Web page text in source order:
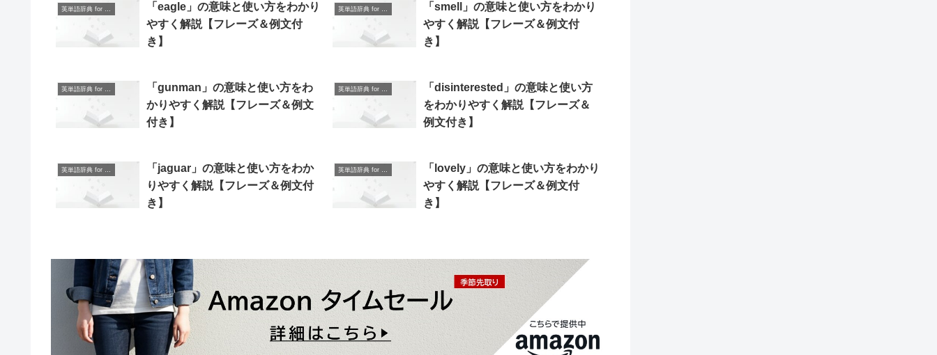
「eagle」の意味と使い方をわかり
やすく解説【フレーズ＆例文付
き】
「smell」の意味と使い方をわかり
やすく解説【フレーズ＆例文付
き】
英単語辞典 for Beginners
「gunman」の意味と使い方をわ
かりやすく解説【フレーズ＆例文
付き】
英単語辞典 for Beginners
「disinterested」の意味と使い方
をわかりやすく解説【フレーズ＆
例文付き】
英単語辞典 for Beginners
「jaguar」の意味と使い方をわか
りやすく解説【フレーズ＆例文付
き】
英単語辞典 for Beginners
「lovely」の意味と使い方をわかり
やすく解説【フレーズ＆例文付
き】